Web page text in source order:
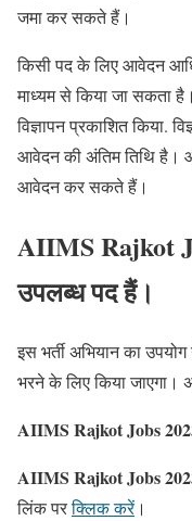
जमा कर सकते हैं।
किसी पद के लिए आवेदन
माध्यम से किया जा सकता
विज्ञापन प्रकाशित किया.
आवेदन की अंतिम तिथि है।
आवेदन कर सकते हैं।
AIIMS Rajkot
उपलब्ध पद हैं।
इस भर्ती अभियान का
भरने के लिए किया जाएगा।
AIIMS Rajkot Jobs
AIIMS Rajkot Jobs
लिंक परक्लिक करें।